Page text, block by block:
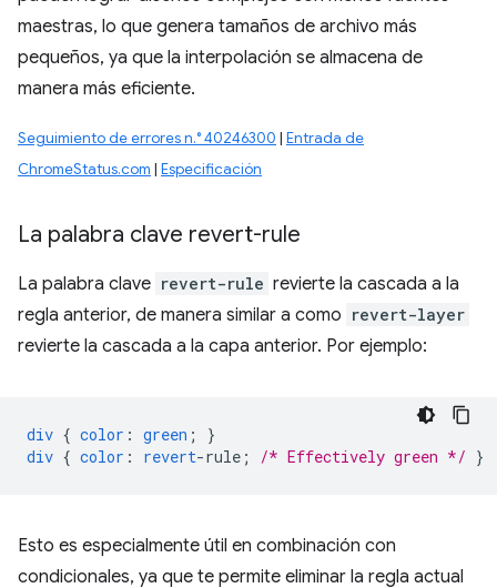
maestras, lo que genera tamaños de archivo más
pequeños, ya que la interpolación se almacena de
manera más eficiente.
Seguimiento de errores n.° 40246300 | Entrada de
ChromeStatus.com | Especificación
La palabra clave revert-rule
La palabra clave revert-rule revierte la cascada a la
regla anterior, de manera similar a como revert-layer
revierte la cascada a la capa anterior. Por ejemplo:
div { color : green ;
}
div { color : revert-rule ; /* Effectively green */ }
Esto es especialmente útil en combinación con
condicionales, ya que te permite eliminar la regla actual